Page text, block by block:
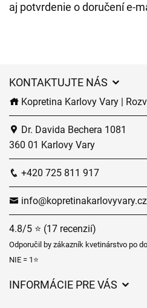
aj potvrdenie o doručení e-
KONTAKTUJTE NÁS
Kopretina Karlovy Vary |
Dr. Davida Bechera 1081
360 01 Karlovy Vary
+420 725 811 917
info@kopretinakarlovyvary.cz
4.8/5 ⭐ (17 recenzií)
Odporučil by zákazník kvetinárstvo po
NIE = 1⭐
INFORMÁCIE PRE VÁS